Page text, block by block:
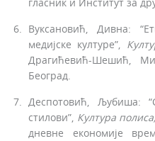
гласник и Институт за
Вуксановић, Дивна:
медијске културе”,
Драгићевић-Шешић,
Београд.
Деспотовић, Љубиша:
стилови”, Култура поли­са,
дневне економије